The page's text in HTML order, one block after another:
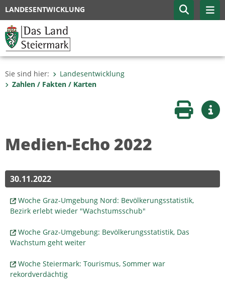
LANDESENTWICKLUNG
Sie sind hier:
Landesentwicklung
Zahlen / Fakten / Karten
Seite
Medien-Echo 2022
30.11.2022
Woche Graz-Umgebung Nord: Bevölkerungsstatistik,
Bezirk erlebt wieder "Wachstumsschub"
Woche Graz-Umgebung: Bevölkerungsstatistik, Das
Wachstum geht weiter
Woche Steiermark: Tourismus, Sommer war
rekordverdächtig